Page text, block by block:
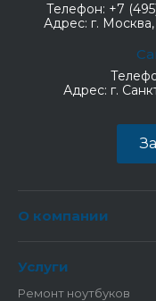
Телефон: +7
Адрес: г.
Адрес: г.
О компании
Услуги
Ремонт ноутбуков